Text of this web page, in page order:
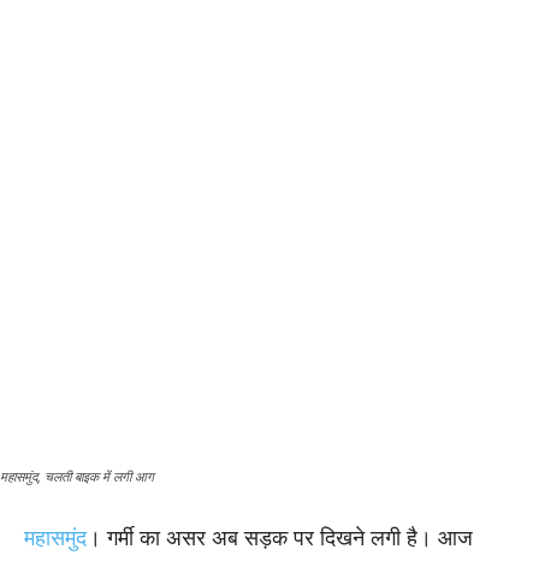
महासमुंद, चलती बाइक में लगी आग
महासमुंद। गर्मी का असर अब सड़क पर दिखने लगी है। आज